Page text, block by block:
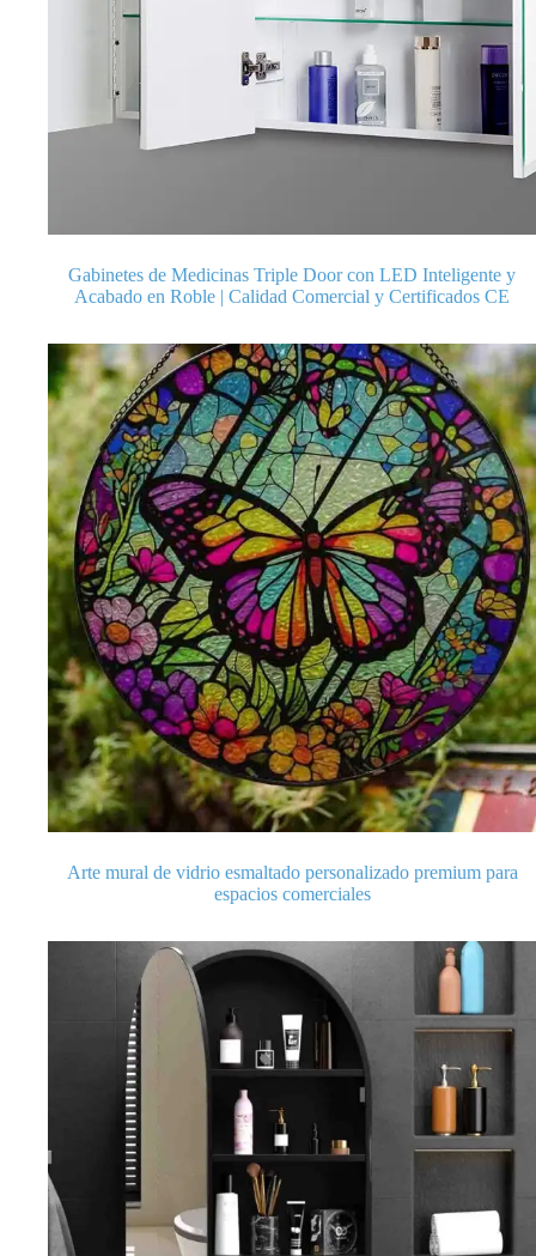
Gabinetes de Medicinas Triple Door con LED Inteligente y
Acabado en Roble | Calidad Comercial y Certificados CE
Arte mural de vidrio esmaltado personalizado premium para
espacios comerciales